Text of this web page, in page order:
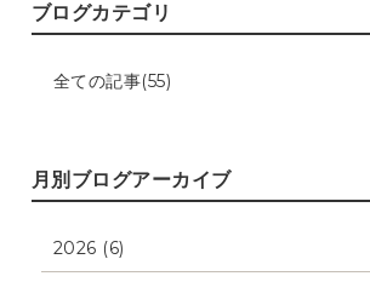
ブログカテゴリ
全ての記事(55)
月別ブログアーカイブ
2026 (6)